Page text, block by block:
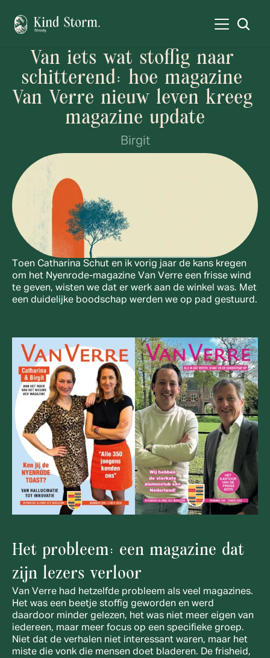
Van iets wat stoffig naar
schitterend: hoe magazine
Van Verre nieuw leven kreeg
magazine update
Birgit
Toen Catharina Schut en ik vorig jaar de kans kregen
om het Nyenrode-magazine Van Verre een frisse wind
te geven, wisten we dat er werk aan de winkel was. Met
Het probleem: een magazine dat
zijn lezers verloor
Van Verre had hetzelfde probleem als veel magazines.
Het was een beetje stoffig geworden en werd
daardoor minder gelezen, het was niet meer eigen van
iedereen, maar meer focus op een specifieke groep.
Niet dat de verhalen niet interessant waren, maar het
miste die vonk die mensen doet bladeren. De frisheid,